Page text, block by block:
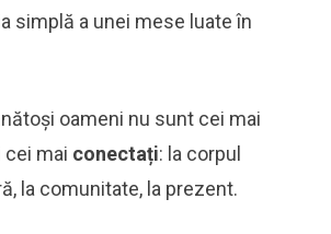
simplă a unei mese luate în
oameni nu sunt cei mai
cei mai conectați: la corpul
la comunitate, la prezent.